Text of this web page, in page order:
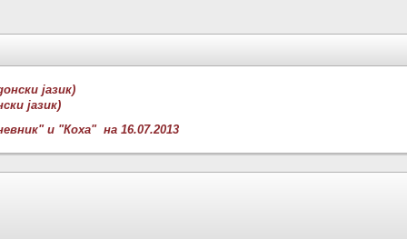
јазик)
јазик)
и "Коха" на 16.07.2013